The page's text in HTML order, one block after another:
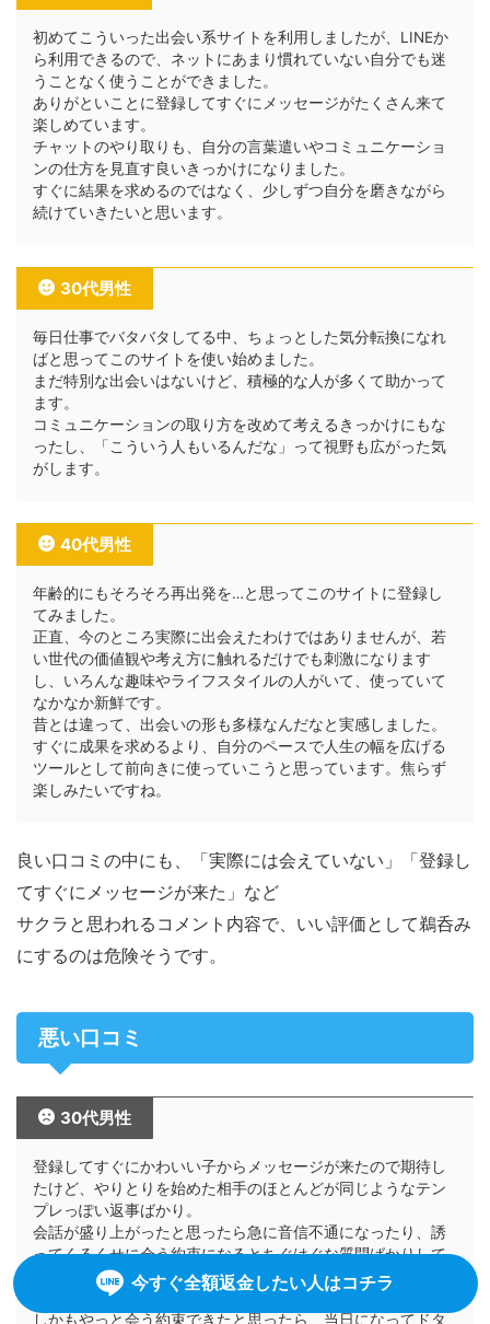
初めてこういった出会い系サイトを利用しましたが、LINEか
ら利用できるので、ネットにあまり慣れていない自分でも迷
うことなく使うことができました。
ありがといことに登録してすぐにメッセージがたくさん来て
楽しめています。
チャットのやり取りも、自分の言葉遣いやコミュニケーショ
ンの仕方を見直す良いきっかけになりました。
すぐに結果を求めるのではなく、少しずつ自分を磨きながら
続けていきたいと思います。
30代男性
毎日仕事でバタバタしてる中、ちょっとした気分転換になれ
ばと思ってこのサイトを使い始めました。
まだ特別な出会いはないけど、積極的な人が多くて助かって
ます。
コミュニケーションの取り方を改めて考えるきっかけにもな
ったし、「こういう人もいるんだな」って視野も広がった気
がします。
40代男性
年齢的にもそろそろ再出発を…と思ってこのサイトに登録し
てみました。
正直、今のところ実際に出会えたわけではありませんが、若
い世代の価値観や考え方に触れるだけでも刺激になります
し、いろんな趣味やライフスタイルの人がいて、使っていて
なかなか新鮮です。
昔とは違って、出会いの形も多様なんだなと実感しました。
すぐに成果を求めるより、自分のペースで人生の幅を広げる
ツールとして前向きに使っていこうと思っています。焦らず
楽しみたいですね。
良い口コミの中にも、「実際には会えていない」「登録し
てすぐにメッセージが来た」など
サクラと思われるコメント内容で、いい評価として鵜呑み
にするのは危険そうです。
悪い口コミ
30代男性
登録してすぐにかわいい子からメッセージが来たので期待し
たけど、やりとりを始めた相手のほとんどが同じようなテン
プレっぽい返事ばかり。
会話が盛り上がったと思ったら急に音信不通になったり、誘
ってくるくせに会う約束になるとちぐはぐな質問ばかりして
きて、明らかに返信させてポイント購入させようとしている
のが分かる。
しかもやっと会う約束できたと思ったら、当日になってドタ
今すぐ全額返金したい人はコチラ